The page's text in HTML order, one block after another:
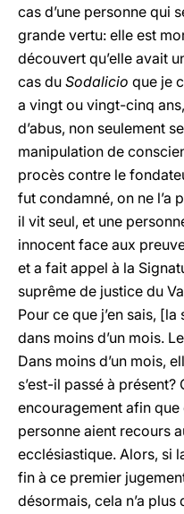
cas d’une personne qui
grande vertu: elle est
découvert qu’elle avait
cas du Sodalicio que je
a vingt ou vingt-cinq
d’abus, non seulement
manipulation de
procès contre le
fut condamné, on ne l’a
il vit seul, et une
innocent face aux
et a fait appel à la
suprême de justice du
Pour ce que j’en sais,
dans moins d’un mois.
Dans moins d’un mois,
s’est-il passé à
encouragement afin que
personne aient recours
ecclésiastique. Alors, si
fin à ce premier
désormais, cela n’a